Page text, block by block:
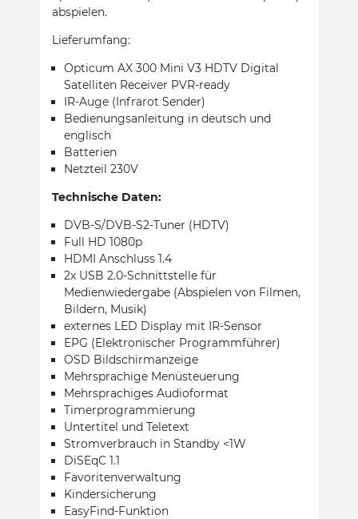
abspielen.
Lieferumfang:
Opticum AX 300 Mini V3 HDTV Digital
Satelliten Receiver PVR-ready
IR-Auge (Infrarot Sender)
Bedienungsanleitung in deutsch und
englisch
Batterien
Netzteil 230V
Technische Daten:
DVB-S/DVB-S2-Tuner (HDTV)
Full HD 1080p
HDMI Anschluss 1.4
2x USB 2.0-Schnittstelle für
Medienwiedergabe (Abspielen von Filmen,
Bildern, Musik)
externes LED Display mit IR-Sensor
EPG (Elektronischer Programmführer)
OSD Bildschirmanzeige
Mehrsprachige Menüsteuerung
Mehrsprachiges Audioformat
Timerprogrammierung
Untertitel und Teletext
Stromverbrauch in Standby <1W
DiSEqC 1.1
Favoritenverwaltung
Kindersicherung
EasyFind-Funktion